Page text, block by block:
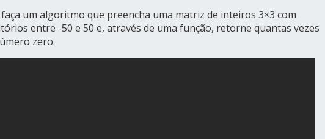
faça um algoritmo que preencha uma matriz de inteiros 3×3 com
entre -50 e 50 e, através de uma função, retorne quantas vezes
zero.